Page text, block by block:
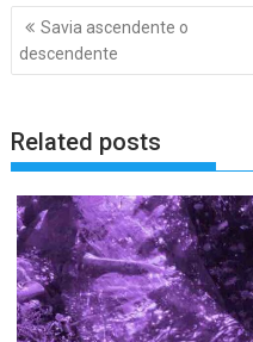
Navegación
de
entradas
Savia ascendente o
descendente
Related posts